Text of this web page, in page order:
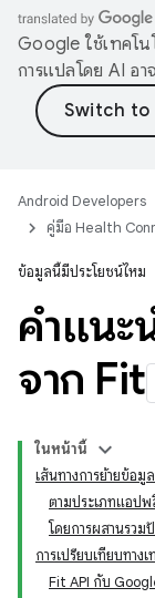
Google ใช้เทคโ
การแปลโดย AI อ
Android Developers
คู่มือ Health
ข้อมูลนี้มีประโยชน์ไหม
คำแนะ
จาก Fit
ในหน้านี้
เส้นทางการย้ายข้อมู
ตามประเภทแอป
โดยการผสานรวม
การเปรียบเทียบทาง
Fit API กับ